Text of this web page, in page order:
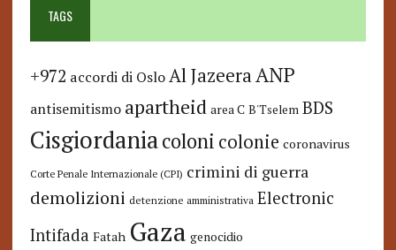
TAGS
+972 accordi di Oslo Al JazeeraANP
antisemitismo apartheid area C B'Tselem BDS
Cisgiordaniacoloni colonie coronavirus
Corte Penale Internazionale (CPI) crimini di guerra
demolizioni detenzione amministrativa Electronic
Intifada Fatah Gaza genocidio